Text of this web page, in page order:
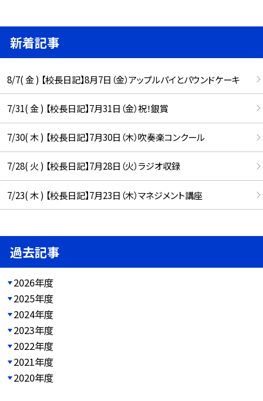
新着記事
8/7( 金 ) 【校長日記】8月7日（金）アップルパイとパウンドケーキ
7/31( 金 ) 【校長日記】7月31日（金）祝！銀賞
7/30( 木 ) 【校長日記】7月30日（木）吹奏楽コンクール
7/28( 火 ) 【校長日記】7月28日（火）ラジオ収録
7/23( 木 ) 【校長日記】7月23日（木）マネジメント講座
過去記事
2026年度
2025年度
2024年度
2023年度
2022年度
2021年度
2020年度